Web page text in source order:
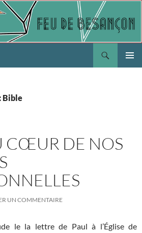
Bible
CŒUR DE NOS
UN COMMENTAIRE
le la lettre de Paul à l’Église de